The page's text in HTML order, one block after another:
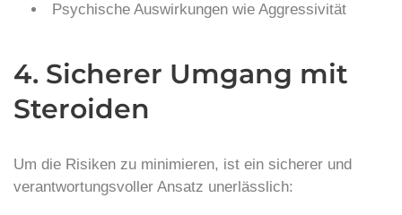
Psychische Auswirkungen wie Aggressivität
4. Sicherer Umgang mit
Steroiden
Um die Risiken zu minimieren, ist ein sicherer und
verantwortungsvoller Ansatz unerlässlich: